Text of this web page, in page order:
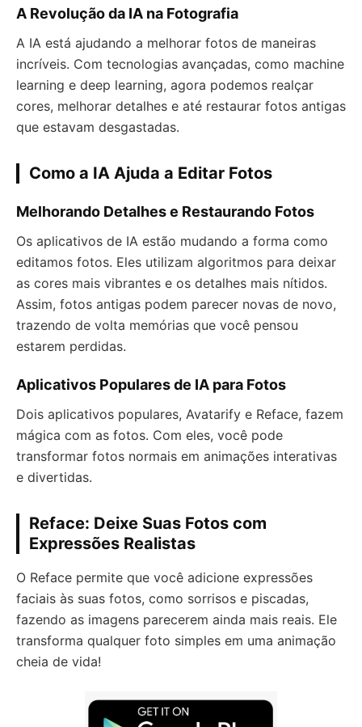
A Revolução da IA na Fotografia
A IA está ajudando a melhorar fotos de maneiras
incríveis. Com tecnologias avançadas, como machine
learning e deep learning, agora podemos realçar
cores, melhorar detalhes e até restaurar fotos antigas
que estavam desgastadas.
Como a IA Ajuda a Editar Fotos
Melhorando Detalhes e Restaurando Fotos
Os aplicativos de IA estão mudando a forma como
editamos fotos. Eles utilizam algoritmos para deixar
as cores mais vibrantes e os detalhes mais nítidos.
Assim, fotos antigas podem parecer novas de novo,
trazendo de volta memórias que você pensou
estarem perdidas.
Aplicativos Populares de IA para Fotos
Dois aplicativos populares, Avatarify e Reface, fazem
mágica com as fotos. Com eles, você pode
transformar fotos normais em animações interativas
e divertidas.
Reface: Deixe Suas Fotos com
Expressões Realistas
O Reface permite que você adicione expressões
faciais às suas fotos, como sorrisos e piscadas,
fazendo as imagens parecerem ainda mais reais. Ele
transforma qualquer foto simples em uma animação
cheia de vida!